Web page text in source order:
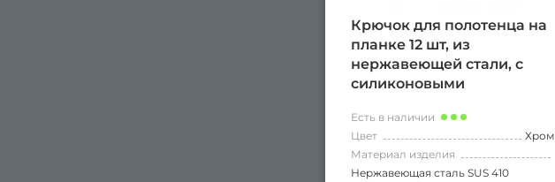
Крючок для полотенца на
планке 12 шт, из
нержавеющей стали, с
силиконовыми
хром
Есть в наличии
Цвет
Хром
Материал изделия
Нержавеющая сталь SUS 410